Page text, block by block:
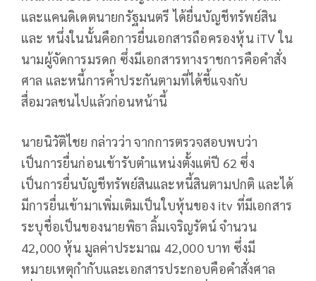
และแคนดิเดตนายกรัฐมนตรี ได้ยื่นบัญชีทรัพย์สิน
และ หนึ่งในนั้นคือการยื่นเอกสารถือครองหุ้น iTV ใน
นามผู้จัดการมรดก ซึ่งมีเอกสารทางราชการคือคำสั่ง
ศาล และหนี้การค้ำประกันตามที่ได้ชี้แจงกับ
สื่อมวลชนไปแล้วก่อนหน้านี้
นายนิวัติไชย กล่าวว่า จากการตรวจสอบพบว่า
เป็นการยื่นก่อนเข้ารับตำแหน่งตั้งแต่ปี 62 ซึ่ง
เป็นการยื่นบัญชีทรัพย์สินและหนี้สินตามปกติ และได้
มีการยื่นเข้ามาเพิ่มเติมเป็นใบหุ้นของ itv ที่มีเอกสาร
ระบุชื่อเป็นของนายพิธา ลิ้มเจริญรัตน์ จำนวน
42,000 หุ้น มูลค่าประมาณ 42,000 บาท ซึ่งมี
หมายเหตุกำกับและเอกสารประกอบคือคำสั่งศาล